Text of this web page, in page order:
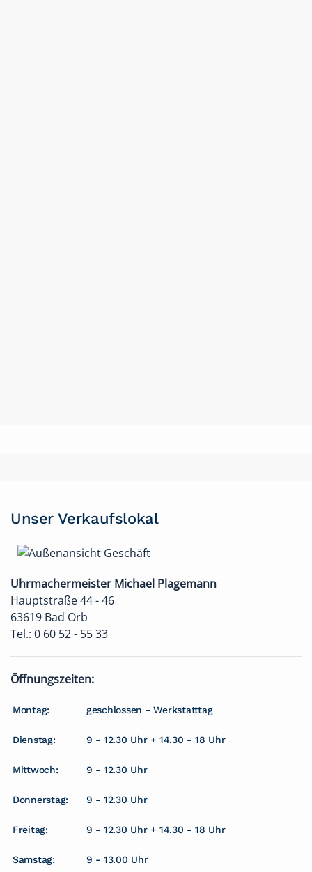
Unser Verkaufslokal
Uhrmachermeister Michael Plagemann
Hauptstraße 44 - 46
63619 Bad Orb
Tel.: 0 60 52 - 55 33
Öffnungszeiten:
Montag: geschlossen - Werkstatttag
Dienstag: 9 - 12.30 Uhr + 14.30 - 18 Uhr
Mittwoch: 9 - 12.30 Uhr
Donnerstag: 9 - 12.30 Uhr
Freitag: 9 - 12.30 Uhr + 14.30 - 18 Uhr
Samstag: 9 - 13.00 Uhr